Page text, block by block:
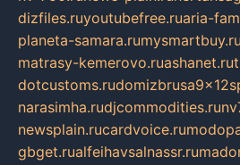
dizfiles.ruyoutubefree.ruaria-
planeta-samara.rumysmartbuy.ru
matrasy-kemerovo.ruashanet.ru
dotcustoms.ru
narasimha.rudjcommodities.ru
newsplain.rucardvoice.ru
gbget.rualfeihavsalnassr.ru